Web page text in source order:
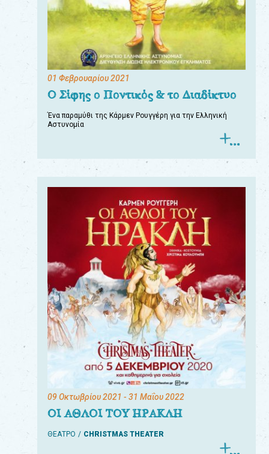
01 Φεβρουαρίου 2021
Ο Σίφης ο Ποντικός & το Διαδίκτυο
Ένα παραμύθι της Κάρμεν Ρουγγέρη για την Ελληνική
Αστυνομία
09 Οκτωβρίου 2021 - 31 Μαΐου 2022
ΟΙ ΑΘΛΟΙ ΤΟΥ ΗΡΑΚΛΗ
ΘΕΑΤΡΟ CHRISTMAS THEATER